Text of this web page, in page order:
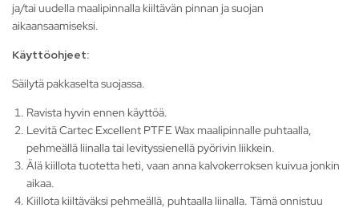
ja/tai uudella maalipinnalla kiiltävän pinnan ja suojan
aikaansaamiseksi.
Käyttöohjeet:
Säilytä pakkaselta suojassa.
Ravista hyvin ennen käyttöä.
Levitä Cartec Excellent PTFE Wax maalipinnalle puhtaalla,
pehmeällä liinalla tai levityssienellä pyörivin liikkein.
Älä kiillota tuotetta heti, vaan anna kalvokerroksen kuivua jonkin
aikaa.
Kiillota kiiltäväksi pehmeällä, puhtaalla liinalla. Tämä onnistuu